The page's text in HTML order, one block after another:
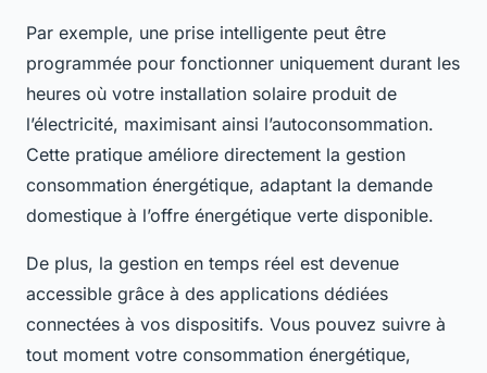
Par exemple, une prise intelligente peut être
programmée pour fonctionner uniquement durant les
heures où votre installation solaire produit de
l’électricité, maximisant ainsi l’autoconsommation.
Cette pratique améliore directement la gestion
consommation énergétique, adaptant la demande
domestique à l’offre énergétique verte disponible.
De plus, la gestion en temps réel est devenue
accessible grâce à des applications dédiées
connectées à vos dispositifs. Vous pouvez suivre à
tout moment votre consommation énergétique,